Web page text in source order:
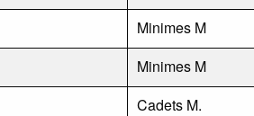
Minimes M
Minimes M
Cadets M.